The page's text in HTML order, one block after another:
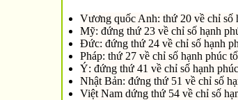
Vương quốc Anh: thứ 20 về chỉ số
Mỹ: đứng thứ 23 về chỉ số hạnh
Đức: đứng thứ 24 về chỉ số hạnh
Pháp: thứ 27 về chỉ số hạnh phúc
Ý: đứng thứ 41 về chỉ số hạnh
Nhật Bản: đứng thứ 51 về chỉ số
Việt Nam dứng thứ 54 về chỉ số